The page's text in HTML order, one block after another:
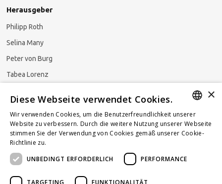
Herausgeber
Philipp Roth
Selina Many
Peter von Burg
Tabea Lorenz
Newsletter abonnieren
GERMAN
FRENCH
×
Diese Webseite verwendet Cookies.
Wir verwenden Cookies, um die Benutzerfreundlichkeit unserer
Website zu verbessern. Durch die weitere Nutzung unserer Webseite
stimmen Sie der Verwendung von Cookies gemäß unserer Cookie-
Richtlinie zu.
UNBEDINGT ERFORDERLICH
PERFORMANCE
TARGETING FUNKTIONALITÄT